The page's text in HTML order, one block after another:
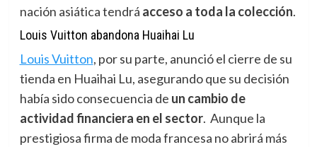
nación asiática tendrá acceso a toda la colección.
Louis Vuitton abandona Huaihai Lu
Louis Vuitton, por su parte, anunció el cierre de su
tienda en Huaihai Lu, asegurando que su decisión
había sido consecuencia de un cambio de
actividad financiera en el sector. Aunque la
prestigiosa firma de moda francesa no abrirá más